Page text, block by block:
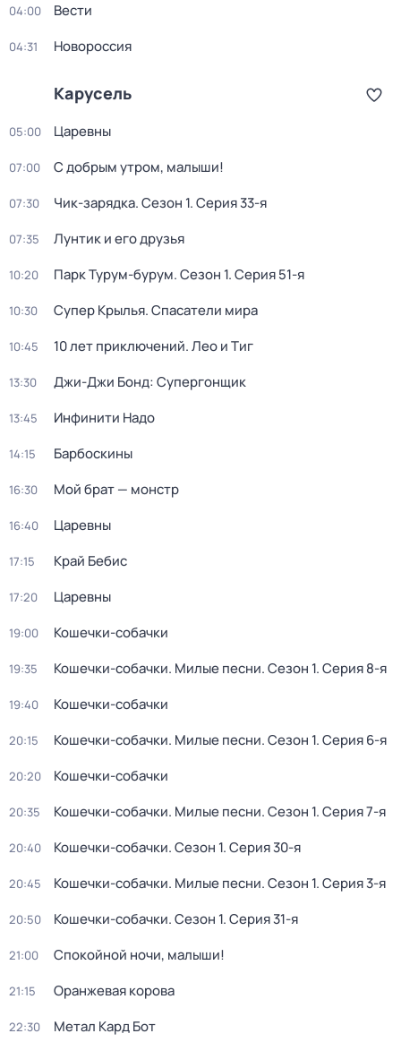
04:00 Вести
04:31 Новороссия
Карусель
05:00 Царевны
07:00 С добрым утром, малыши!
07:30 Чик-зарядка. Сезон 1. Серия 33-я
07:35 Лунтик и его друзья
10:20 Парк Турум-бурум. Сезон 1. Серия 51-я
10:30 Супер Крылья. Спасатели мира
10:45 10 лет приключений. Лео и Тиг
13:30 Джи-Джи Бонд: Супергонщик
13:45 Инфинити Надо
14:15 Барбоскины
16:30 Мой брат — монстр
16:40 Царевны
17:15 Край Бебис
17:20 Царевны
19:00 Кошечки-собачки
19:35 Кошечки-собачки. Милые песни. Сезон 1. Серия 8-я
19:40 Кошечки-собачки
20:15 Кошечки-собачки. Милые песни. Сезон 1. Серия 6-я
20:20 Кошечки-собачки
20:35 Кошечки-собачки. Милые песни. Сезон 1. Серия 7-я
20:40 Кошечки-собачки. Сезон 1. Серия 30-я
20:45 Кошечки-собачки. Милые песни. Сезон 1. Серия 3-я
20:50 Кошечки-собачки. Сезон 1. Серия 31-я
21:00 Спокойной ночи, малыши!
21:15 Оранжевая корова
22:30 Метал Кард Бот